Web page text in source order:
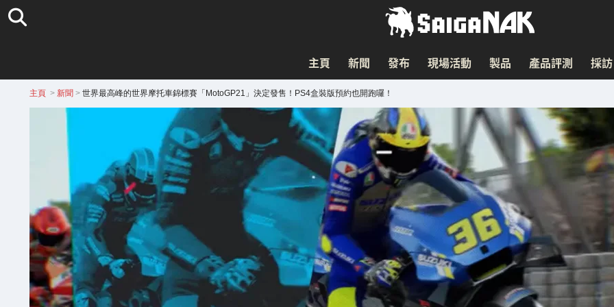
主頁 新聞 發布 現場活動 製品 產品評測 採訪
主頁 > 新聞 > 世界最高峰的世界摩托車錦標賽「MotoGP21」決定發售！PS4盒裝版預約也開跑囉！